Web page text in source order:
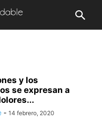
y los
se expresan a
- 14 febrero, 2020